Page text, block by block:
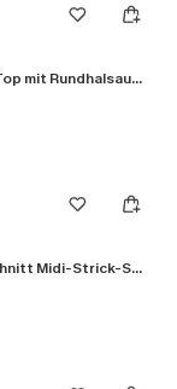
Oversized Cut out Cover-Up-Top mit Rundhalsausschnitt
Neutrales Ärmelloses U-Ausschnitt Midi-Strick-Strandkleid